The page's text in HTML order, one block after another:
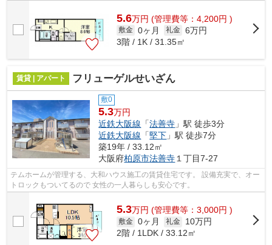
5.6万円 (管理費等：4,200円 )
敷金 0ヶ月 礼金 6万円
3階 / 1K / 31.35㎡
賃貸 | アパート フリューゲルせいざん
敷0
5.3万円
近鉄大阪線 「法善寺 」駅 徒歩3分
近鉄大阪線 「堅下 」駅 徒歩7分
築19年 / 33.12㎡
大阪府柏原市法善寺 １丁目7-27
テムホームが管理する、大和ハウス施工の賃貸住宅です。 設備充実で、オー
トロックもついてるので 女性の一人暮らしも安心です。
5.3万円 (管理費等：3,000円 )
敷金 0ヶ月 礼金
10万円
2階 / 1LDK / 33.12㎡